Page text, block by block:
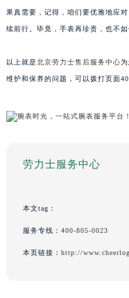
果真需要，记得，咱们要优雅地应
续前行。毕竟，手表再珍贵，也不
以上就是北京劳力士售后服务中心
维护和保养的问题，可以拨打页面
劳力士服务中心
本文tag：
服务专线： 400-805-0023
本页链接： http://